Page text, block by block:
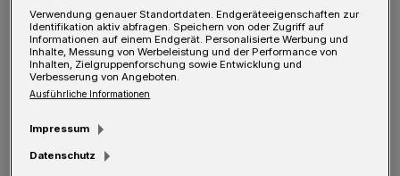
I n Wuppertal passieren die unglaublichsten
Geschichten. Da springt auch ein Elefant
aus der Schwebebahn. Kein Wunder also, dass
Verwendung genauer Standortdaten. Endgeräteeigenschaften zur
Identifikation aktiv abfragen. Speichern von oder Zugriff auf
Informationen auf einem Endgerät. Personalisierte Werbung und
Inhalte, Messung von Werbeleistung und der Performance von
Inhalten, Zielgruppenforschung sowie Entwicklung und
Verbesserung von Angeboten.
Ausführliche Informationen
Impressum
Datenschutz